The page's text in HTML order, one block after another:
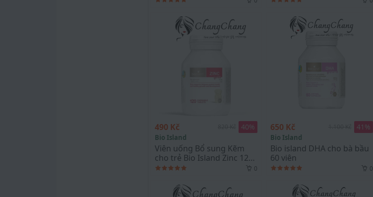
490 Kč 40%
Bio Island
Viên uống Bổ sung Kẽm
cho trẻ Bio Island Zinc 120
Viên
0
650 Kč 41 %
Bio Island
Bio island DHA cho bà bầu
60 viên
0